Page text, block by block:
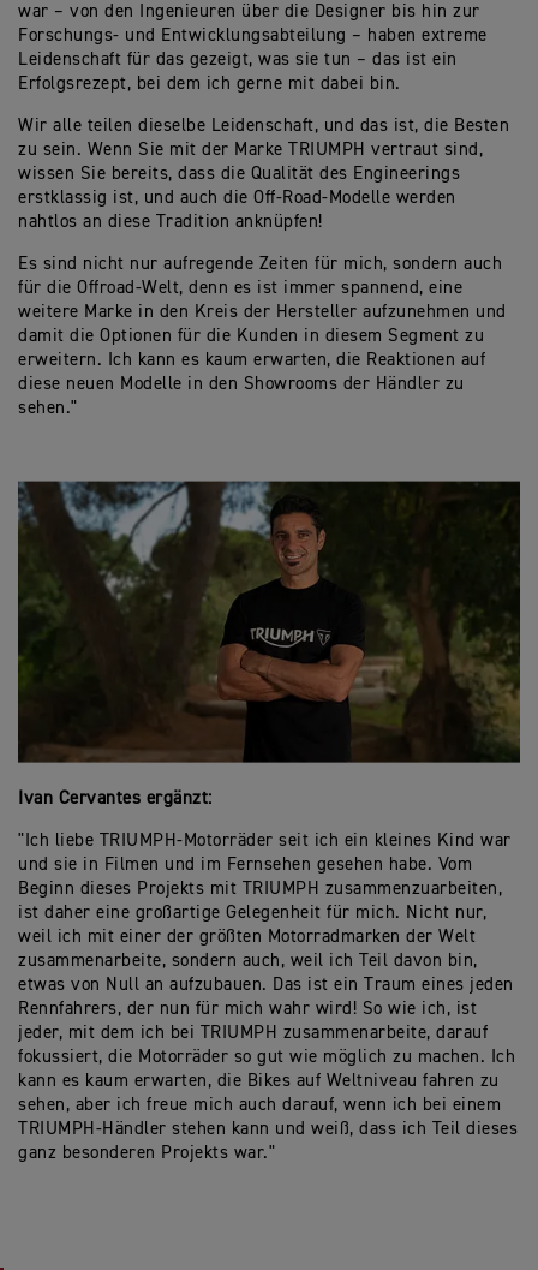
war – von den Ingenieuren über die Designer bis hin zur
Forschungs- und Entwicklungsabteilung – haben extreme
Leidenschaft für das gezeigt, was sie tun – das ist ein
Erfolgsrezept, bei dem ich gerne mit dabei bin.
Wir alle teilen dieselbe Leidenschaft, und das ist, die Besten
zu sein. Wenn Sie mit der Marke TRIUMPH vertraut sind,
wissen Sie bereits, dass die Qualität des Engineerings
erstklassig ist, und auch die Off-Road-Modelle werden
nahtlos an diese Tradition anknüpfen!
Es sind nicht nur aufregende Zeiten für mich, sondern auch
für die Offroad-Welt, denn es ist immer spannend, eine
weitere Marke in den Kreis der Hersteller aufzunehmen und
damit die Optionen für die Kunden in diesem Segment zu
erweitern. Ich kann es kaum erwarten, die Reaktionen auf
diese neuen Modelle in den Showrooms der Händler zu
sehen."
Ivan Cervantes ergänzt:
"Ich liebe TRIUMPH-Motorräder seit ich ein kleines Kind war
und sie in Filmen und im Fernsehen gesehen habe. Vom
Beginn dieses Projekts mit TRIUMPH zusammenzuarbeiten,
ist daher eine großartige Gelegenheit für mich. Nicht nur,
weil ich mit einer der größten Motorradmarken der Welt
zusammenarbeite, sondern auch, weil ich Teil davon bin,
etwas von Null an aufzubauen. Das ist ein Traum eines jeden
Rennfahrers, der nun für mich wahr wird! So wie ich, ist
jeder, mit dem ich bei TRIUMPH zusammenarbeite, darauf
fokussiert, die Motorräder so gut wie möglich zu machen. Ich
kann es kaum erwarten, die Bikes auf Weltniveau fahren zu
sehen, aber ich freue mich auch darauf, wenn ich bei einem
TRIUMPH-Händler stehen kann und weiß, dass ich Teil dieses
ganz besonderen Projekts war."